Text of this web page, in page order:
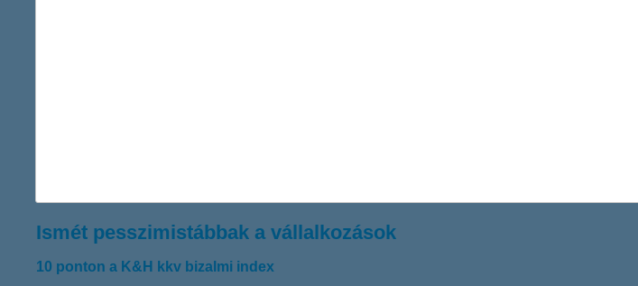
A K&H ismét rangos elismerésben részesült. Ezúttal a neves nemzetközi magazin, a The Banker
Ismét pesszimistábbak a vállalkozások
10 ponton a K&H kkv bizalmi index